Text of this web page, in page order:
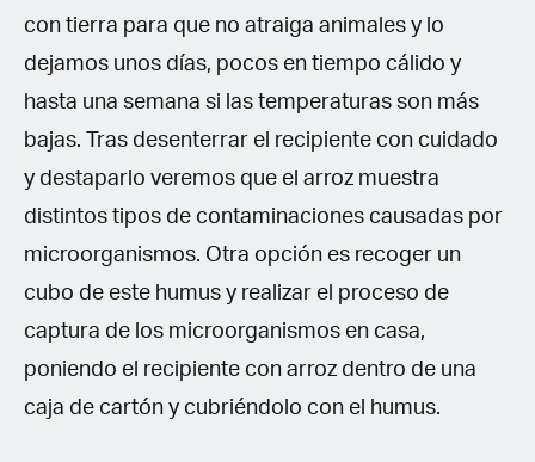
con tierra para que no atraiga animales y lo
dejamos unos días, pocos en tiempo cálido y
hasta una semana si las temperaturas son más
bajas. Tras desenterrar el recipiente con cuidado
y destaparlo veremos que el arroz muestra
distintos tipos de contaminaciones causadas por
microorganismos. Otra opción es recoger un
cubo de este humus y realizar el proceso de
captura de los microorganismos en casa,
poniendo el recipiente con arroz dentro de una
caja de cartón y cubriéndolo con el humus.